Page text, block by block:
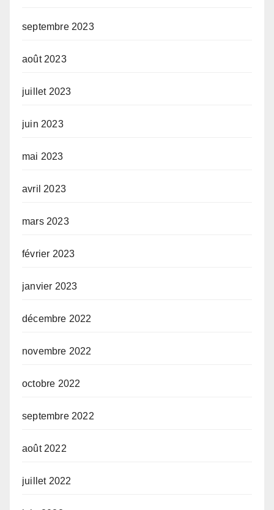
septembre 2023
août 2023
juillet 2023
juin 2023
mai 2023
avril 2023
mars 2023
février 2023
janvier 2023
décembre 2022
novembre 2022
octobre 2022
septembre 2022
août 2022
juillet 2022